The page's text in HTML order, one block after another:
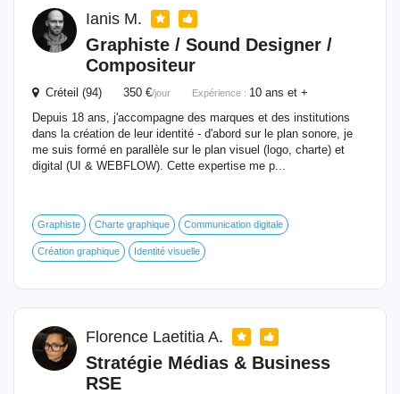
Ianis M.
Graphiste / Sound Designer /
Compositeur
Créteil (94) 350 €/jour Expérience : 10 ans et +
Depuis 18 ans, j'accompagne des marques et des institutions
dans la création de leur identité - d'abord sur le plan sonore, je
me suis formé en parallèle sur le plan visuel (logo, charte) et
digital (UI & WEBFLOW). Cette expertise me p...
Graphiste Charte graphique Communication digitale
Création graphique Identité visuelle
Florence Laetitia A.
Stratégie Médias & Business
RSE